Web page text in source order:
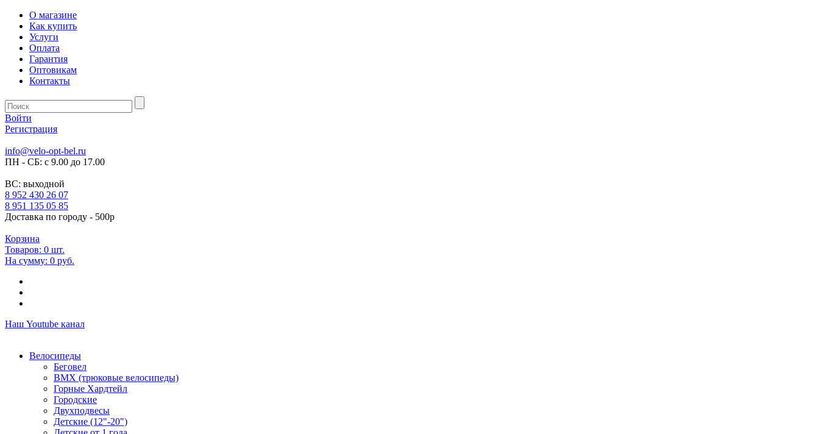
О магазине
Как купить
Услуги
Оплата
Гарантия
Оптовикам
Контакты
Войти
Регистрация
info@velo-opt-bel.ru
ПН - СБ: с 9.00 до 17.00
ВС: выходной
8 952 430 26 07
8 951 135 05 85
Доставка по городу - 500р
Корзина
Товаров: 0 шт.
На сумму: 0 руб.
Наш Youtube канал
Велосипеды
Беговел
ВМХ (трюковые велосипеды)
Горные Хардтейл
Городские
Двухподвесы
Детские (12"-20")